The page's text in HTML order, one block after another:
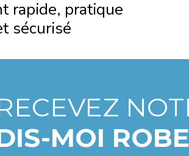
rapide, pratique
sécurisé
MOI